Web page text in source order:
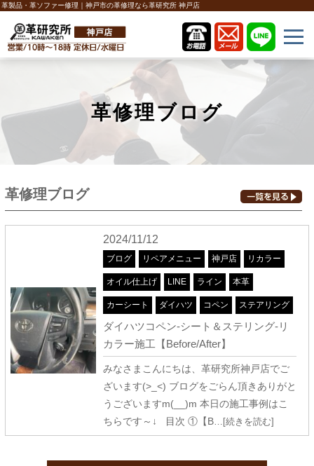
革製品・革ソファー修理｜神戸市の革修理なら革研究所 神戸店
革修理ブログ
革修理ブログ
2024/11/12
ブログ リペアメニュー 神戸店 リカラー
オイル仕上げ LINE ライン 本革
カーシート ダイハツ コペン ステアリング
ダイハツコペン-シート＆ステリング-リ
カラー施工【Before/After】
みなさまこんにちは、革研究所神戸店でご
ざいます(>_<) ブログをごらん頂きありがと
うございますm(__)m 本日の施工事例はこ
ちらです～↓ 目次 ①【B…[続きを読む]